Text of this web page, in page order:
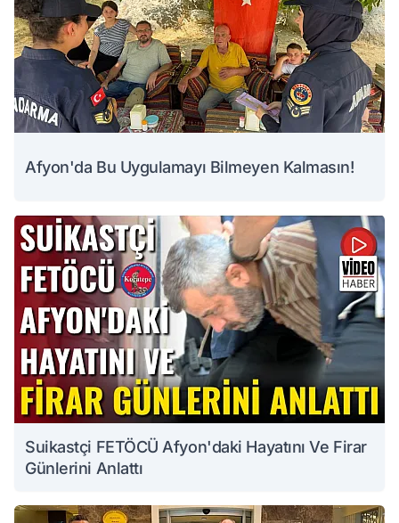
Afyon'da Bu Uygulamayı Bilmeyen Kalmasın!
Suikastçi FETÖCÜ Afyon'daki Hayatını Ve Firar
Günlerini Anlattı